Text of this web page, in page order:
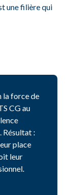
une filière qui
la force de
CG au
Résultat :
place
leur